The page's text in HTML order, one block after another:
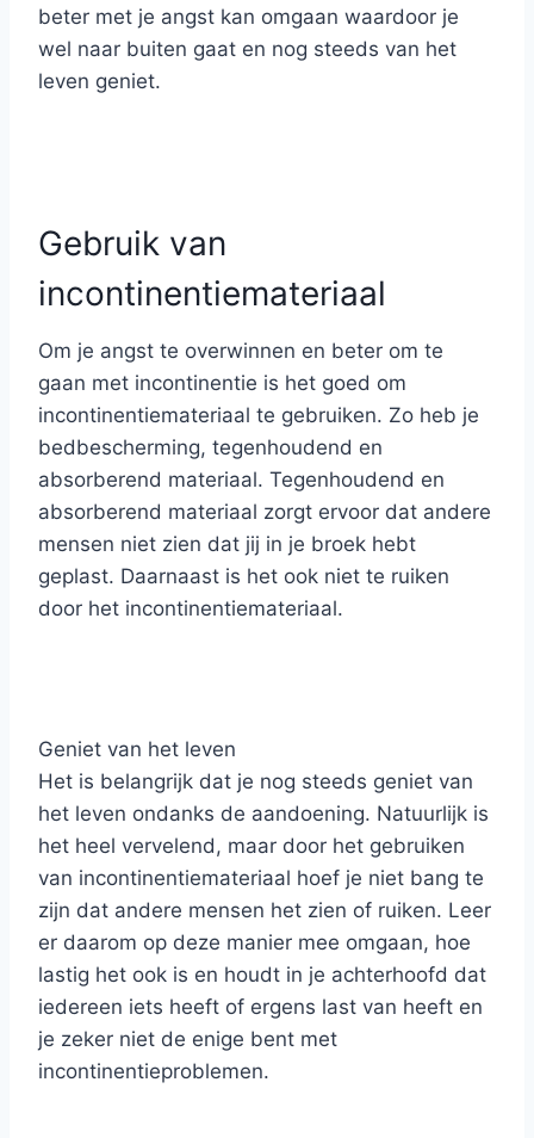
beter met je angst kan omgaan waardoor je
wel naar buiten gaat en nog steeds van het
leven geniet.
Gebruik van
incontinentiemateriaal
Om je angst te overwinnen en beter om te
gaan met incontinentie is het goed om
incontinentiemateriaal te gebruiken. Zo heb je
bedbescherming, tegenhoudend en
absorberend materiaal. Tegenhoudend en
absorberend materiaal zorgt ervoor dat andere
mensen niet zien dat jij in je broek hebt
geplast. Daarnaast is het ook niet te ruiken
door het incontinentiemateriaal.
Geniet van het leven
Het is belangrijk dat je nog steeds geniet van
het leven ondanks de aandoening. Natuurlijk is
het heel vervelend, maar door het gebruiken
van incontinentiemateriaal hoef je niet bang te
zijn dat andere mensen het zien of ruiken. Leer
er daarom op deze manier mee omgaan, hoe
lastig het ook is en houdt in je achterhoofd dat
iedereen iets heeft of ergens last van heeft en
je zeker niet de enige bent met
incontinentieproblemen.